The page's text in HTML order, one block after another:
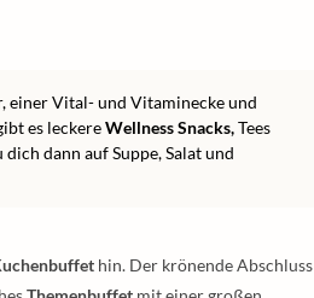
einer Vital- und Vitaminecke und
es leckereWellness Snacks,Tees
dich dann auf Suppe, Salat und
hin. Der krönende Abschluss